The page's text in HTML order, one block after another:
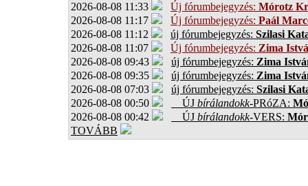
2026-08-08 11:33
Új fórumbejegyzés: Mórotz
2026-08-08 11:17
Új fórumbejegyzés: Paál
2026-08-08 11:12
új fórumbejegyzés: Szilasi
2026-08-08 11:07
Új fórumbejegyzés: Zima
2026-08-08 09:43
új fórumbejegyzés: Zima
2026-08-08 09:35
új fórumbejegyzés: Zima
2026-08-08 07:03
új fórumbejegyzés: Szilasi
2026-08-08 00:50
ÚJ bírálandokk-PRóZA:
2026-08-08 00:42
ÚJ bírálandokk-VERS:
TOVÁBB